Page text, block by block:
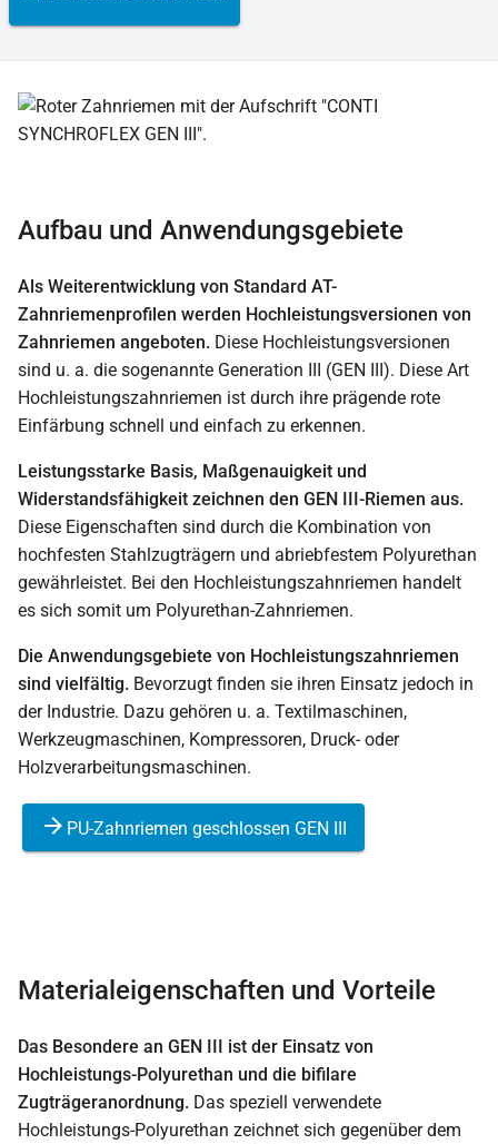
Aufbau und Anwendungsgebiete
Als Weiterentwicklung von Standard AT-
Zahnriemenprofilen werden Hochleistungsversionen von
Zahnriemen angeboten. Diese Hochleistungsversionen
sind u. a. die sogenannte Generation III (GEN III). Diese Art
Hochleistungszahnriemen ist durch ihre prägende rote
Einfärbung schnell und einfach zu erkennen.
Leistungsstarke Basis, Maßgenauigkeit und
Widerstandsfähigkeit zeichnen den GEN III-Riemen aus.
Diese Eigenschaften sind durch die Kombination von
hochfesten Stahlzugträgern und abriebfestem Polyurethan
gewährleistet. Bei den Hochleistungszahnriemen handelt
es sich somit um Polyurethan-Zahnriemen.
Die Anwendungsgebiete von Hochleistungszahnriemen
sind vielfältig. Bevorzugt finden sie ihren Einsatz jedoch in
der Industrie. Dazu gehören u. a. Textilmaschinen,
Werkzeugmaschinen, Kompressoren, Druck- oder
Holzverarbeitungsmaschinen.
PU-Zahnriemen geschlossen GEN III
Materialeigenschaften und Vorteile
Das Besondere an GEN III ist der Einsatz von
Hochleistungs-Polyurethan und die bifilare
Zugträgeranordnung. Das speziell verwendete
Hochleistungs-Polyurethan zeichnet sich gegenüber dem